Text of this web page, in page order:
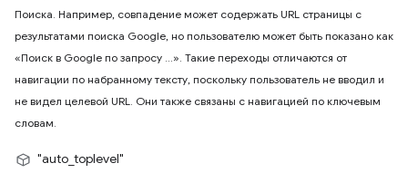
Поиска. Например, совпадение может содержать URL страницы с
результатами поиска Google, но пользователю может быть показано как
«Поиск в Google по запросу ...». Такие переходы отличаются от
навигации по набранному тексту, поскольку пользователь не вводил и
не видел целевой URL. Они также связаны с навигацией по ключевым
словам.
"auto_toplevel"